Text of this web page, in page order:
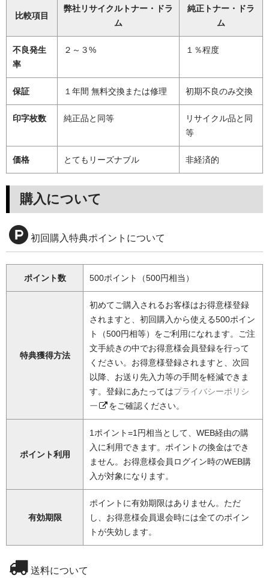
比較項目
弊社リサイクルトナー・ドラ
ム
純正トナー・ドラ
ム
不良発生
率
２～３% １％程度
保証 １年間 無料交換または修理 初期不良のみ交換
印字枚数 純正品と同等
リサイクル品と同
等
価格 とてもリーズナブル 非経済的
購入について
初回購入特典ポイントについて
ポイント数 500ポイント（500円相当）
特典獲得方法
初めてご購入されるお客様はお得意様登録
されますと、初回購入から使える500ポイン
ト（500円相等）をご利用になれます。ご注
文手続きの中でお得意様会員登録を行って
ください。お得意様登録されますと、次回
以降、お送り先入力等の手間を軽減できま
す。登録にあたってはプライバシーポリシ
ー
をご確認ください。
ポイント利用
1ポイント=1円相当として、WEB経由の購
入に利用できます。ポイントの換金はでき
ません。お得意様会員ログイン時のWEB購
入が対象になります。
有効期限
ポイントに有効期限はありません。ただ
し、お得意様会員退会時には全てのポイン
トが失効します。
送料について